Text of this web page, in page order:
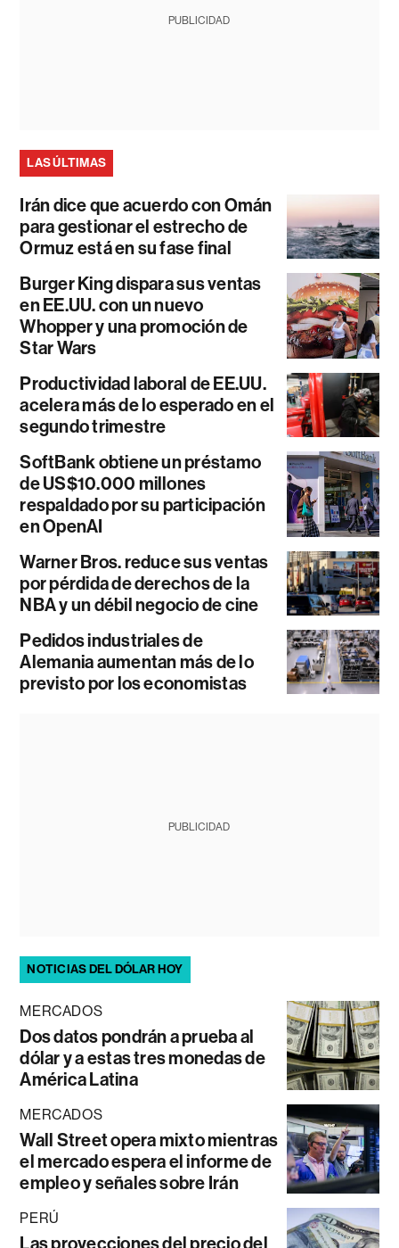
PUBLICIDAD
LAS ÚLTIMAS
Irán dice que acuerdo con Omán
para gestionar el estrecho de
Ormuz está en su fase final
Burger King dispara sus ventas
en EE.UU. con un nuevo
Whopper y una promoción de
Star Wars
Productividad laboral de EE.UU.
acelera más de lo esperado en el
segundo trimestre
SoftBank obtiene un préstamo
de US$10.000 millones
respaldado por su participación
en OpenAI
Warner Bros. reduce sus ventas
por pérdida de derechos de la
NBA y un débil negocio de cine
Pedidos industriales de
Alemania aumentan más de lo
previsto por los economistas
PUBLICIDAD
NOTICIAS DEL DÓLAR HOY
MERCADOS
Dos datos pondrán a prueba al
dólar y a estas tres monedas de
América Latina
MERCADOS
Wall Street opera mixto mientras
el mercado espera el informe de
empleo y señales sobre Irán
PERÚ
Las proyecciones del precio del